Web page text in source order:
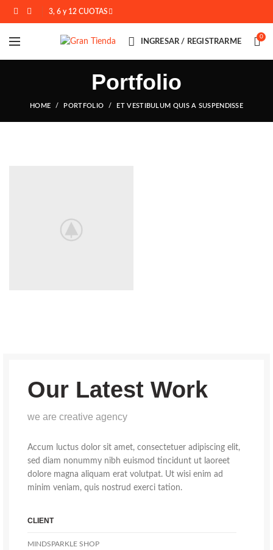
3, 6 y 12 CUOTAS
INGRESAR / REGISTRARME
0
Portfolio
HOME PORTFOLIO ET VESTIBULUM QUIS A SUSPENDISSE
Our Latest Work
we are creative agency
Accum luctus dolor sit amet, consectetuer adipiscing elit,
sed diam nonummy nibh euismod tincidunt ut laoreet
dolore magna aliquam erat volutpat. Ut wisi enim ad
minim veniam, quis nostrud exerci tation.
CLIENT
MINDSPARKLE SHOP